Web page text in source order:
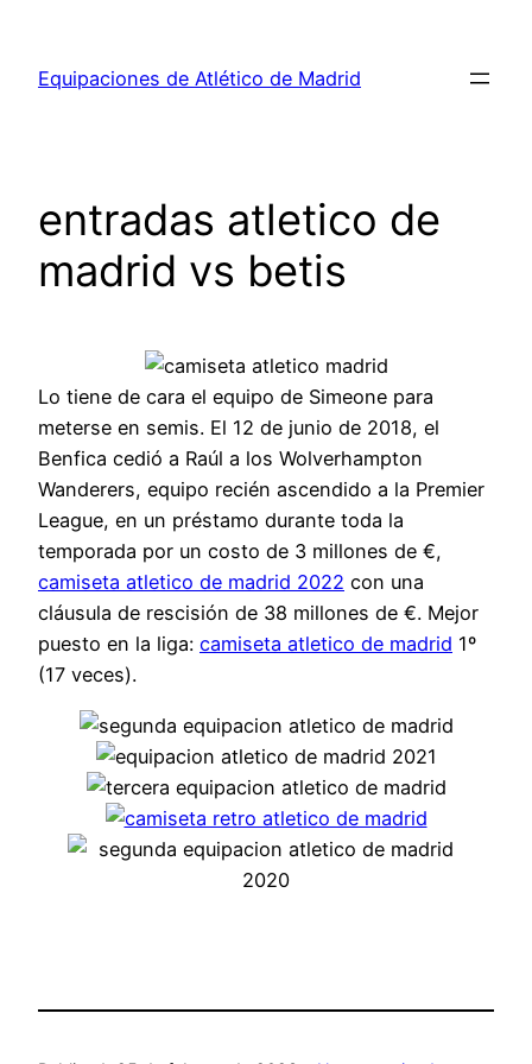
contenido
Equipaciones de Atlético de Madrid
entradas atletico de
madrid vs betis
Lo tiene de cara el equipo de Simeone para
meterse en semis. El 12 de junio de 2018, el
Benfica cedió a Raúl a los Wolverhampton
Wanderers, equipo recién ascendido a la Premier
League, en un préstamo durante toda la
temporada por un costo de 3 millones de €,
camiseta atletico de madrid 2022 con una
cláusula de rescisión de 38 millones de €. Mejor
puesto en la liga: camiseta atletico de madrid 1º
(17 veces).